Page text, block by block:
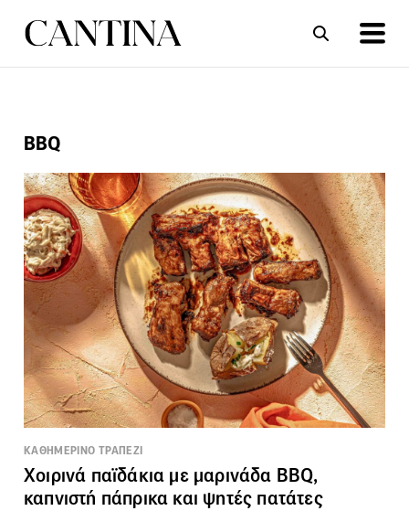
BBQ
ΚΑΘΗΜΕΡΙΝΟ ΤΡΑΠΕΖΙ
Χοιρινά παϊδάκια με μαρινάδα BBQ,
καπνιστή πάπρικα και ψητές πατάτες